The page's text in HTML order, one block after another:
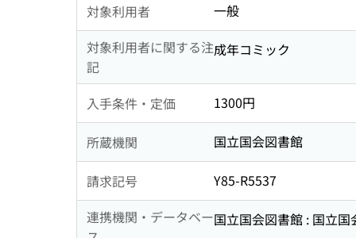
対象利用者
一般
対象利用者に関する注
記
成年コミック
入手条件・定価 1300円
所蔵機関 国立国会図書館
請求記号
Y85-R5537
連携機関・データベー国立国会図書館 : 国立国